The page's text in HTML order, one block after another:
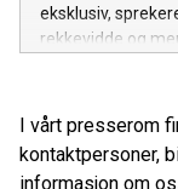
eksklusiv,
rekkevidde og
I vårt presserom
kontaktpersoner,
informasjon om